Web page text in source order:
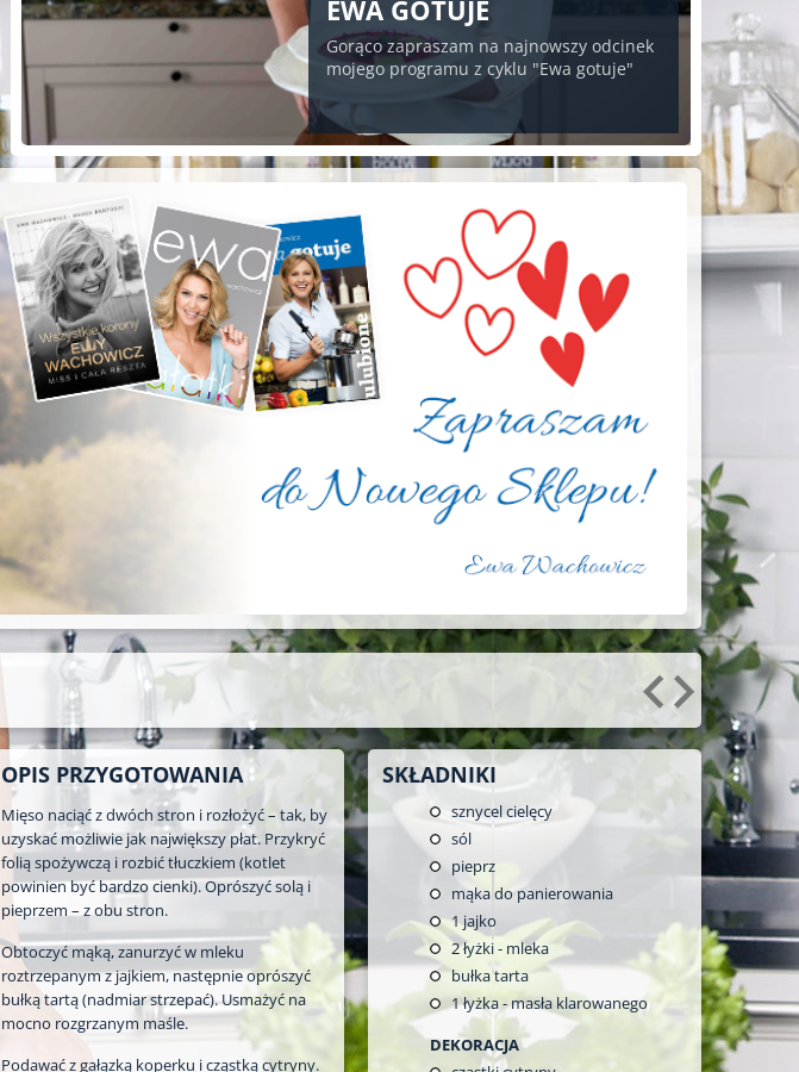
EWA GOTUJE
Gorąco zapraszam na najnowszy odcinek
mojego programu z cyklu "Ewa gotuje"
OPIS PRZYGOTOWANIA
Mięso naciąć z dwóch stron i rozłożyć – tak, by
uzyskać możliwie jak największy płat. Przykryć
folią spożywczą i rozbić tłuczkiem (kotlet
powinien być bardzo cienki). Oprószyć solą i
pieprzem – z obu stron.
Obtoczyć mąką, zanurzyć w mleku
roztrzepanym z jajkiem, następnie oprószyć
bułką tartą (nadmiar strzepać). Usmażyć na
mocno rozgrzanym maśle.
Podawać z gałązką koperku i cząstką cytryny.
SKŁADNIKI
sznycel cielęcy
sól
pieprz
mąka do panierowania
1 jajko
2łyżki - mleka
bułka tarta
1łyżka - masła klarowanego
DEKORACJA